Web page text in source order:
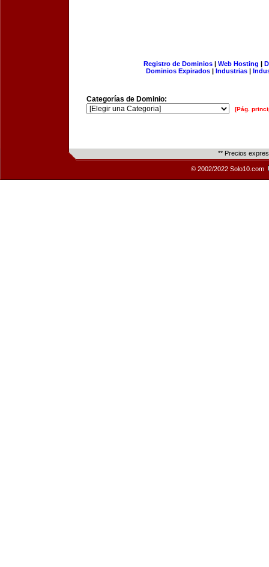
Registro de Dominios| Web Hosting |
Dominios Expirados | Industrias |
Categorías de Dominio:
[Pág.
** Precios
© 2002/2022 Solo10.com